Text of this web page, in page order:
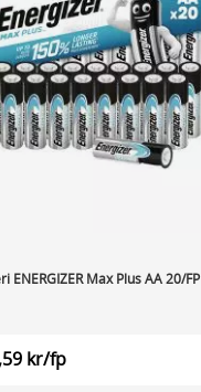
ENERGIZER Max Plus AA 20/FP
kr/fp